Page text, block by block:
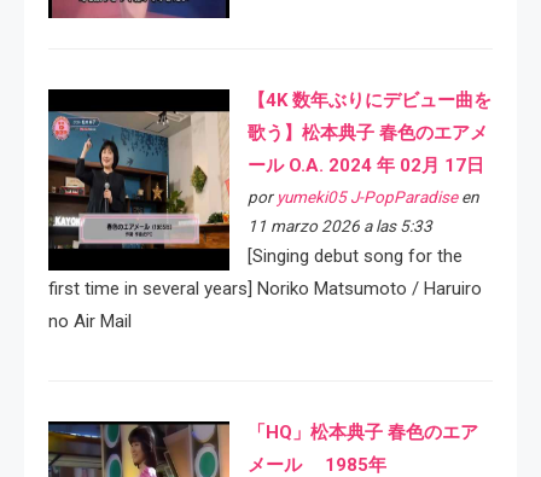
【4K 数年ぶりにデビュー曲を
歌う】松本典子 春色のエアメ
ール O.A. 2024 年 02月 17日
por yumeki05 J-PopParadiseen
11 marzo 2026 a las 5:33
[Singing debut song for the
first time in several years] Noriko Matsumoto / Haruiro
no Air Mail
「HQ」松本典子 春色のエア
メール 1985年